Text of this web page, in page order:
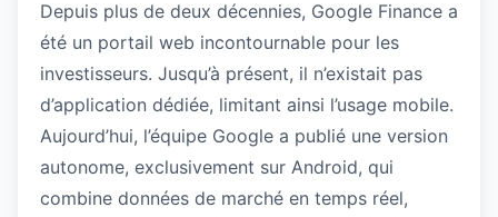
Depuis plus de deux décennies, Google Finance a
été un portail web incontournable pour les
investisseurs. Jusqu’à présent, il n’existait pas
d’application dédiée, limitant ainsi l’usage mobile.
Aujourd’hui, l’équipe Google a publié une version
autonome, exclusivement sur Android, qui
combine données de marché en temps réel,